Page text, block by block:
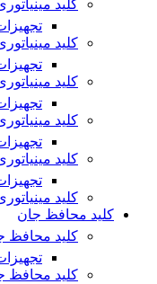
کلید
کلید
کلید
کلید
کلید
کلید
کلید محافظ جان
کلید محافظ
کلید محافظ